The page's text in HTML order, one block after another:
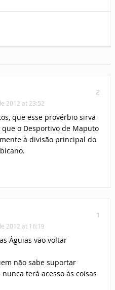
2
2012 at 23:52
que esse provérbio sirva
o Desportivo de Maputo
à divisão principal do
1
2012 at 16:19
Águias vão voltar
não sabe suportar
terá acesso às coisas